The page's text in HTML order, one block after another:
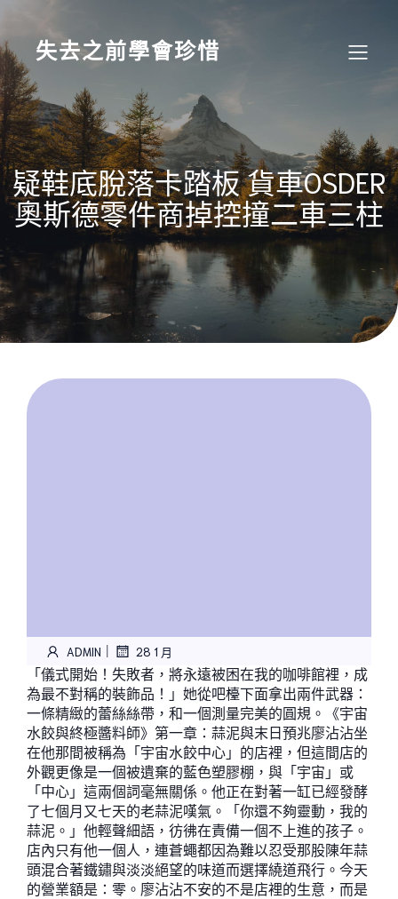
content
失去之前學會珍惜
疑鞋底脫落卡踏板 貨車OSDER
奧斯德零件商掉控撞二車三柱
ADMIN | 28 1 月
「儀式開始！失敗者，將永遠被困在我的咖啡館裡，成
為最不對稱的裝飾品！」她從吧檯下面拿出兩件武器：
一條精緻的蕾絲絲帶，和一個測量完美的圓規。《宇宙
水餃與終極醬料師》第一章：蒜泥與末日預兆廖沾沾坐
在他那間被稱為「宇宙水餃中心」的店裡，但這間店的
外觀更像是一個被遺棄的藍色塑膠棚，與「宇宙」或
「中心」這兩個詞毫無關係。他正在對著一缸已經發酵
了七個月又七天的老蒜泥嘆氣。「你還不夠靈動，我的
蒜泥。」他輕聲細語，彷彿在責備一個不上進的孩子。
店內只有他一個人，連蒼蠅都因為難以忍受那股陳年蒜
頭混合著鐵鏽與淡淡絕望的味道而選擇繞道飛行。今天
的營業額是：零。廖沾沾不安的不是店裡的生意，而是